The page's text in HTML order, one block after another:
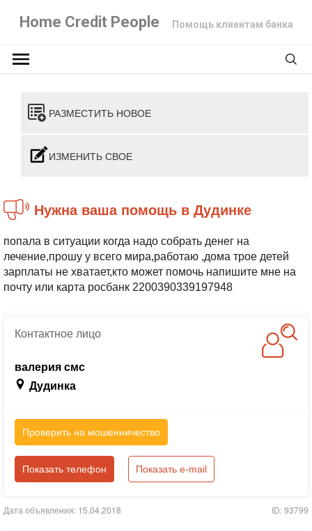
Home Credit People Помощь клиентам банка
РАЗМЕСТИТЬ НОВОЕ
ИЗМЕНИТЬ СВОЕ
Нужна ваша помощь в Дудинке
попала в ситуации когда надо собрать денег на
лечение,прошу у всего мира,работаю ,дома трое детей
зарплаты не хватает,кто может помочь напишите мне на
почту или карта росбанк 2200390339197948
Контактноелицо
валерия смс
Дудинка
Проверить на мошенничество
Показать телефон Показать e-mail
Дата объявления: 15.04.2018 ID: 93799